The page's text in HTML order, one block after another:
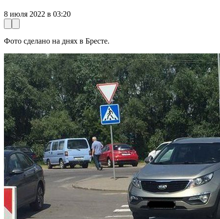
8 июля 2022 в 03:20
Фото сделано на днях в Бресте.